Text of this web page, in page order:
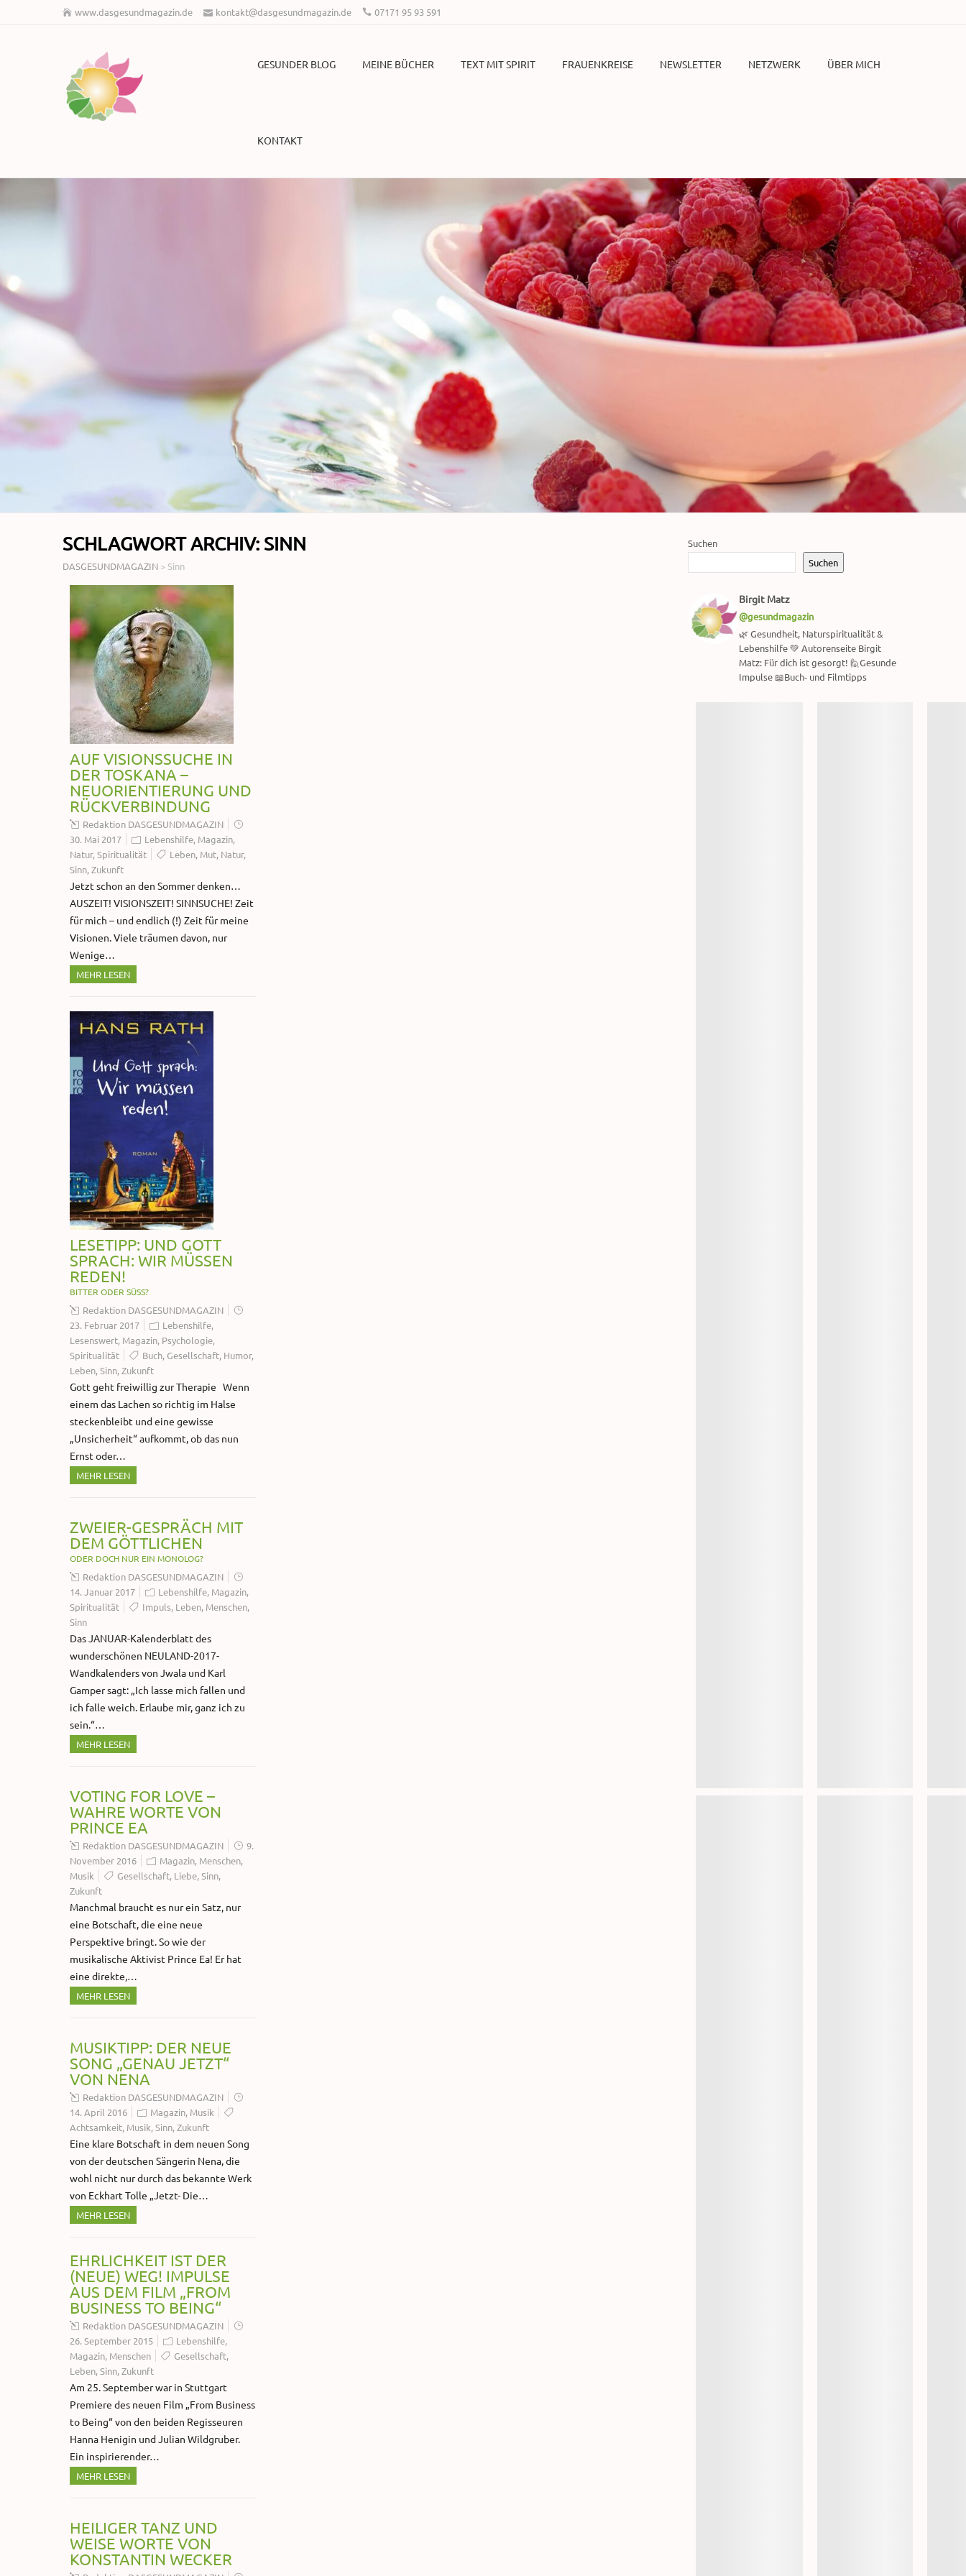
www.dasgesundmagazin.de kontakt@dasgesundmagazin.de 07171 95 93 591
GESUNDER BLOG MEINE BÜCHER TEXT MIT SPIRIT FRAUENKREISE NEWSLETTER NETZWERK ÜBER MICH
KONTAKT
SCHLAGWORT ARCHIV:SINN
DASGESUNDMAGAZIN > Sinn
AUF VISIONSSUCHE IN
DER TOSKANA –
NEUORIENTIERUNG UND
RÜCKVERBINDUNG
Redaktion DASGESUNDMAGAZIN
30. Mai 2017
Lebenshilfe, Magazin,
Natur,Spiritualität Leben, Mut, Natur,
Sinn,Zukunft
Jetzt schon an den Sommer denken…
AUSZEIT! VISIONSZEIT! SINNSUCHE! Zeit
für mich – und endlich (!) Zeit für meine
Visionen. Viele träumen davon, nur
Wenige…
MEHR LESEN
LESETIPP: UND GOTT
SPRACH: WIR MÜSSEN
REDEN!
BITTER ODER SÜSS?
Redaktion DASGESUNDMAGAZIN
23. Februar 2017
Lebenshilfe,
Lesenswert, Magazin, Psychologie,
Spiritualität
Buch,Gesellschaft, Humor,
Leben,Sinn,Zukunft
Gott geht freiwillig zur Therapie Wenn
einem das Lachen so richtig im Halse
steckenbleibt und eine gewisse
„Unsicherheit“ aufkommt, ob das nun
Ernst oder…
MEHR LESEN
ZWEIER-GESPRÄCH MIT
DEM GÖTTLICHEN
ODER DOCH NUR EIN MONOLOG?
Redaktion DASGESUNDMAGAZIN
14. Januar 2017
Lebenshilfe, Magazin,
Spiritualität
Impuls, Leben, Menschen,
Sinn
Das JANUAR-Kalenderblatt des
wunderschönen NEULAND-2017-
Wandkalenders von Jwala und Karl
Gamper sagt: „Ich lasse mich fallen und
ich falle weich. Erlaube mir, ganz ich zu
sein.“…
MEHR LESEN
VOTING FOR LOVE –
WAHRE WORTE VON
PRINCE EA
Redaktion DASGESUNDMAGAZIN
9.
November 2016
Magazin, Menschen,
Musik
Gesellschaft, Liebe,Sinn,
Zukunft
Manchmal braucht es nur ein Satz, nur
eine Botschaft, die eine neue
Perspektive bringt. So wie der
musikalische Aktivist Prince Ea! Er hat
eine direkte,…
MEHR LESEN
MUSIKTIPP: DER NEUE
SONG „GENAU JETZT“
VON NENA
Redaktion DASGESUNDMAGAZIN
14. April 2016
Magazin, Musik
Achtsamkeit, Musik,Sinn,Zukunft
Eine klare Botschaft in dem neuen Song
von der deutschen Sängerin Nena, die
wohl nicht nur durch das bekannte Werk
von Eckhart Tolle „Jetzt- Die…
MEHR LESEN
EHRLICHKEIT IST DER
(NEUE) WEG! IMPULSE
AUS DEM FILM „FROM
BUSINESS TO BEING“
Redaktion DASGESUNDMAGAZIN
26. September 2015
Lebenshilfe,
Magazin, Menschen Gesellschaft,
Leben,Sinn,Zukunft
Am 25. September war in Stuttgart
Premiere des neuen Film „From Business
to Being“ von den beiden Regisseuren
Hanna Henigin und Julian Wildgruber.
Ein inspirierender…
MEHR LESEN
HEILIGER TANZ UND
WEISE WORTE VON
KONSTANTIN WECKER
Suchen
Suchen
Birgit Matz
@gesundmagazin
🌿 Gesundheit, Naturspiritualität &
Lebenshilfe 💚 Autorenseite Birgit
Matz: Für dich ist gesorgt! 🙋Gesunde
Impulse 📖Buch- und Filmtipps